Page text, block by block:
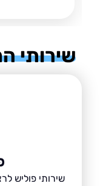
שירותי פוליש לרצפות